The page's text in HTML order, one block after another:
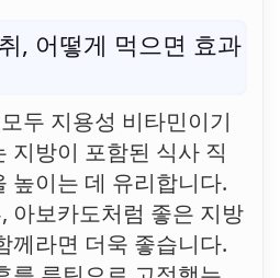
, 어떻게 먹으면 효과
두 지용성 비타민이기
지방이 포함된 식사 직
높이는 데 유리합니다.
아보카도처럼 좋은 지방
께라면 더욱 좋습니다.